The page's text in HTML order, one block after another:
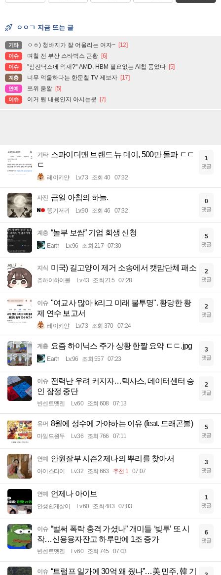
ㅇㅇㄱ 지금 뜨는 글
기타 ㅇㅎ) 청바지가 잘 어울리는 여자~ [12]
이슈 며칠 전 부산 스타벅스 근황 [6]
이슈 "삼전닉스에 악재?" AMD, HBM 필요없는 AI칩 품었다 [5]
계층 너무 억울하다는 한문철 TV 제보자 [17]
연예 쯔위 움짤 [5]
이슈 이거 뭔 내용인지 아시는분 [7]
기타 스파이더맨 브랜드 뉴 데이, 500만 돌파 ㄷㄷ
ㄷ
레이키얀 Lv.73 조회 40 07:32
1
댓글
사진 금일 아침의 하늘.
똥기저귀 Lv.90 조회 46 07:32
0
댓글
계층 “놀부 보쌈” 기업 회생 신청
Earth Lv.96 조회 217 07:30
5
댓글
지식 미국) 길고양이 제거 소송에서 캣맘단체 패소
츄하이하이볼 Lv.43 조회 215 07:28
2
댓글
이슈 "여교사 많아 k리그 미래 불투명". 황당한 황
제 연수 보고서
레이키얀 Lv.73 조회 370 07:24
2
댓글
계층 요즘 하이닉스 주가 상황 한짤 요약 ㄷㄷ.jpg
Earth Lv.96 조회 557 07:23
3
댓글
이슈 전력난 우려 커지자…텍사스, 데이터센터 승
인 잠정 중단
빈센트멧젠 Lv.60 조회 608 07:13
2
댓글
유머 8월에 성수에 가야하는 이유 (feat. 드래곤볼)
마일드원두 Lv.36 조회 766 07:11
5
댓글
연예 안원잘부 시즌2 제나의 뿌리를 찾아서
아이스티이 Lv.32 조회 663 추천 1 07:07
3
댓글
연예 언제나 아이브
인생쉽게살어 Lv.60 조회 483 07:03
1
댓글
이슈 “벌써 폭락 충격 가셨나” 개미들 ‘빚투’ 또 시
작…신용융자잔고 하루만에 1조 증가
빈센트멧젠 Lv.60 조회 745 07:03
6
댓글
이슈 “트럼프 일가에 30억 왜 줬나”…美 민주, 韓 기